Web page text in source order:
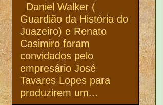
Daniel Walker (
Guardião da História do
Juazeiro) e Renato
Casimiro foram
convidados pelo
empresário José
Tavares Lopes para
produzirem um...